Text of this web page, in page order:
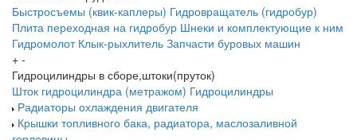
Быстросъемы (квик-каплеры) Гидровращатель (гидробур)
Плита переходная на гидробур Шнеки и комплектующие к ним
Гидромолот Клык-рыхлитель Запчасти буровых машин
+ -
Гидроцилиндры в сборе,штоки(пруток)
Шток гидроцилиндра (метражом) Гидроцилиндры
Радиаторы охлаждения двигателя
Крышки топливного бака, радиатора, маслозаливной